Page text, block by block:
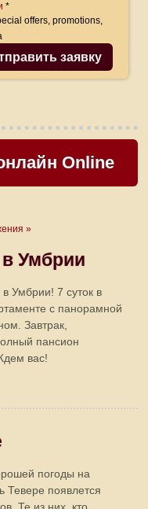
*
offers, promotions,
заявку
Online
»
Умбрии
Умбрии! 7 суток в
с панорамной
Завтрак,
пансион
вас!
погоды на
Тевере появлется
Те из них, кто